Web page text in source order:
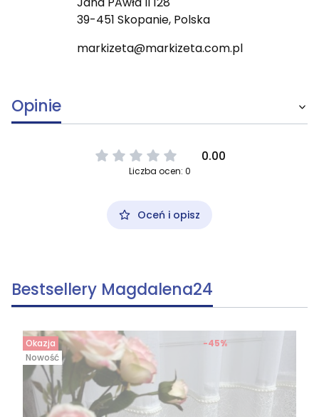
39-451 Skopanie, Polska
markizeta@markizeta.com.pl
Opinie
0.00
Liczba ocen: 0
Oceń i opisz
Bestsellery Magdalena24
Okazja
Nowość
-45%